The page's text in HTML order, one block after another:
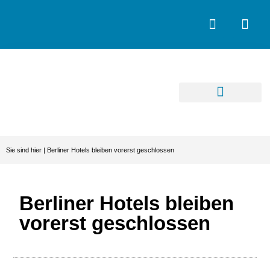
Sie sind hier | Berliner Hotels bleiben vorerst geschlossen
Berliner Hotels bleiben
vorerst geschlossen